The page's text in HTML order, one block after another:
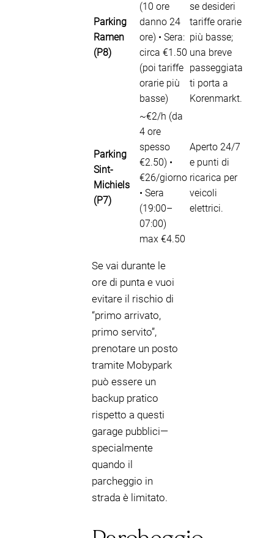
Parking
Ramen
(P8)
(10 ore
danno 24
ore) • Sera:
circa €1.50
(poi tariffe
orarie più
basse)
se desideri
tariffe orarie
più basse;
una breve
passeggiata
ti porta a
Korenmarkt.
Parking
Sint-
Michiels
(P7)
~€2/h (da
4 ore
spesso
€2.50) •
€26/giorno
• Sera
(19:00–
07:00)
max €4.50
Aperto 24/7
e punti di
ricarica per
veicoli
elettrici.
Se vai durante le
ore di punta e vuoi
evitare il rischio di
“primo arrivato,
primo servito”,
prenotare un posto
tramite Mobypark
può essere un
backup pratico
rispetto a questi
garage pubblici—
specialmente
quando il
parcheggio in
strada è limitato.